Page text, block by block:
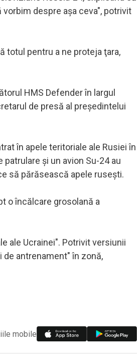
despre aşa ceva", potrivit
totul pentru a ne proteja ţara,
HMS Defender în largul
de presă al preşedintelui
în apele teritoriale ale Rusiei în
patrulare şi un avion Su-24 au
să părăsească apele ruseşti.
o încălcare grosolană a
ale Ucrainei". Potrivit versiunii
antrenament" în zonă,
mobile